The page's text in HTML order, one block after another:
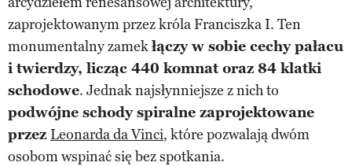
zaprojektowanym przez króla Franciszka I. Ten
monumentalny zamekłączy w sobie cechy pałacu
i twierdzy, licząc 440 komnat oraz 84 klatki
schodowe. Jednak najsłynniejsze z nich to
podwójne schody spiralne zaprojektowane
przez Leonarda da Vinci, które pozwalają dwóm
osobom wspinać się bez spotkania.